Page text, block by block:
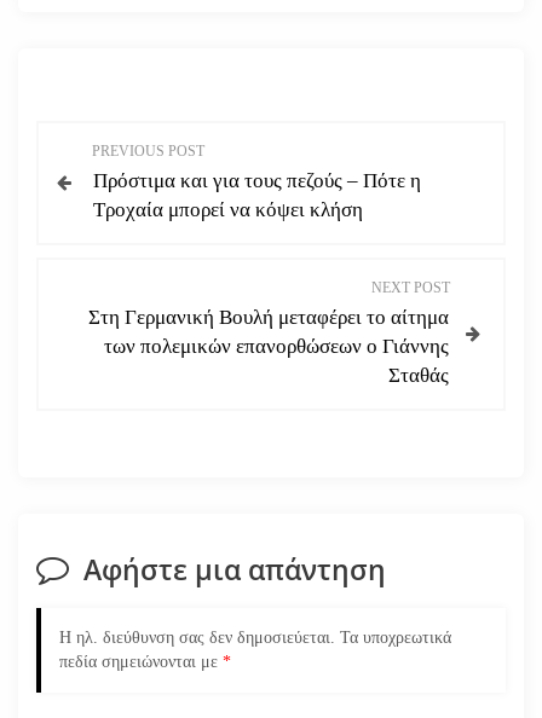
λ
ά
θ
PREVIOUS POST
Πρόστιμα και για τους πεζούς – Πότε η
Τροχαία μπορεί να κόψει κλήση
NEXT POST
Στη Γερμανική Βουλή μεταφέρει το αίτημα
των πολεμικών επανορθώσεων ο Γιάννης
Σταθάς
Αφήστε μια απάντηση
Η ηλ. διεύθυνση σας δεν δημοσιεύεται. Τα υποχρεωτικά
πεδία σημειώνονται με *